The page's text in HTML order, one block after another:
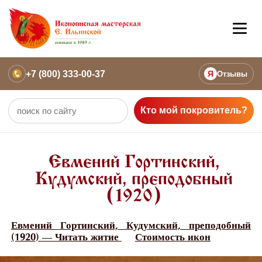
+7 (800) 333-00-37 Я Отзывы
Кто мой покровитель?
Евмений Гортинский,
Кудумский, преподобный
(1920)
Евмений Гортинский, Кудумский, преподобный
(1920) — Читать житие
Стоимость икон